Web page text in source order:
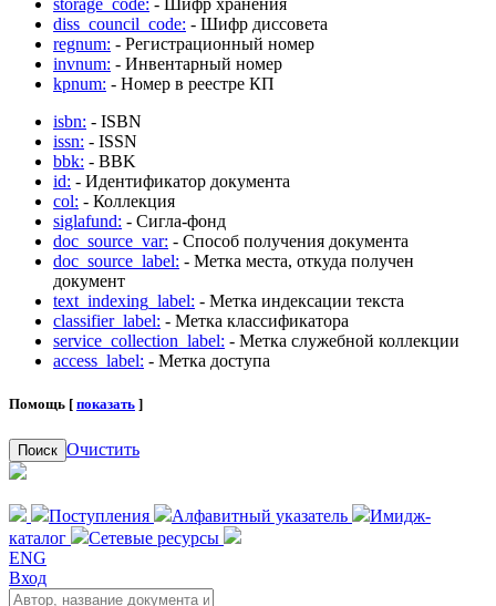
storage_code: - Шифр хранения
diss_council_code: - Шифр диссовета
regnum: - Регистрационный номер
invnum: - Инвентарный номер
kpnum: - Номер в реестре КП
isbn: - ISBN
issn: - ISSN
bbk: - BBK
id: - Идентификатор документа
col: - Коллекция
siglafund: - Сигла-фонд
doc_source_var: - Способ получения документа
doc_source_label: - Метка места, откуда получен
документ
text_indexing_label: - Метка индексации текста
classifier_label: - Метка классификатора
service_collection_label: - Метка служебной коллекции
access_label: - Метка доступа
Помощь [ показать ]
Поиск Очистить
Поступления Алфавитный указатель
Имидж-
каталог
Сетевые ресурсы
ENG
Вход